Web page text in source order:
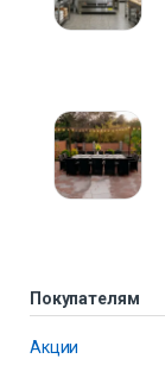
Покупателям
Акции